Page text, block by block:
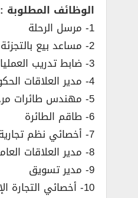
الوظائف المطلوبة :
1- مرسل الرحلة
2- مساعد بيع بالتجزئة للأسواق الحرة
3- ضابط تدريب العمليات الأرضية
4- مدير العلاقات الحكومية
5- مهندس طائرات مرخص
6- طاقم الطائرة
7- أخصائي نظم تجارية
8- مدير العلاقات العامة
9- مدير تسويق
10- أخصائي التجارة الإلكترونية